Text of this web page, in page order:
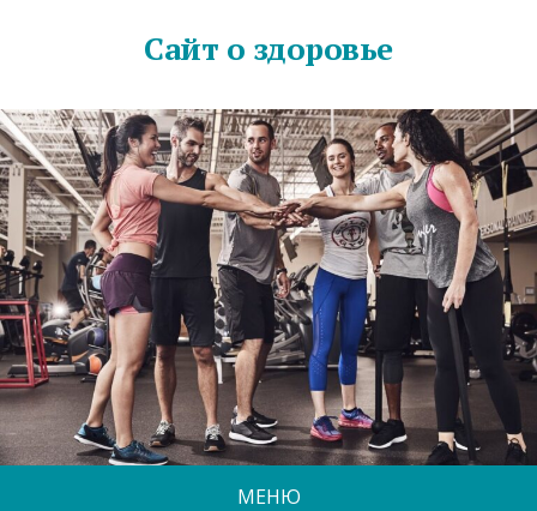
Сайт о здоровье
МЕНЮ